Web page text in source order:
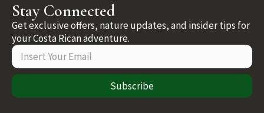
Stay Connected
Get exclusive offers, nature updates, and insider tips for
your Costa Rican adventure.
Subscribe